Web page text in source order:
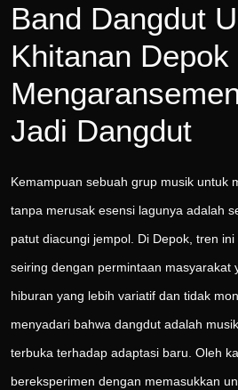
Band Dangdut
Khitanan
Jadi Dangdut
Kemampuan sebuah grup musik untuk
tanpa merusak esensi lagunya adalah
patut diacungi jempol. Di Depok, tren
seiring dengan permintaan masyarakat
hiburan yang lebih variatif dan tidak
menyadari bahwa dangdut adalah
terbuka terhadap adaptasi baru. Oleh
bereksperimen dengan memasukkan